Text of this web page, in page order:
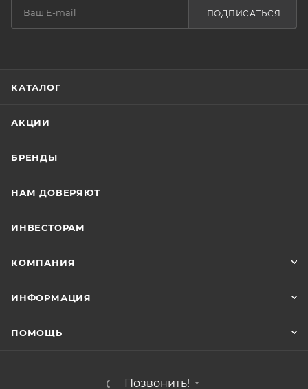
ПОДПИСАТЬСЯ
КАТАЛОГ
АКЦИИ
БРЕНДЫ
НАМ ДОВЕРЯЮТ
ИНВЕСТОРАМ
КОМПАНИЯ
ИНФОРМАЦИЯ
ПОМОЩЬ
Позвонить!